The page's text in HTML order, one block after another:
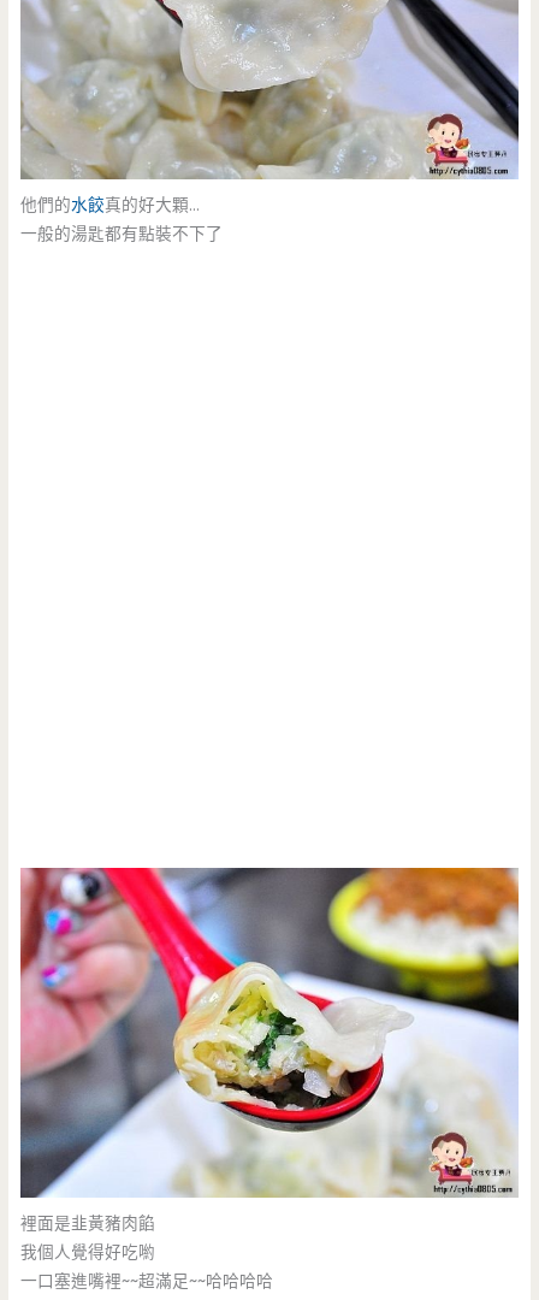
他們的水餃真的好大顆…
一般的湯匙都有點裝不下了
裡面是韭黃豬肉餡
我個人覺得好吃喲
一口塞進嘴裡~~超滿足~~哈哈哈哈